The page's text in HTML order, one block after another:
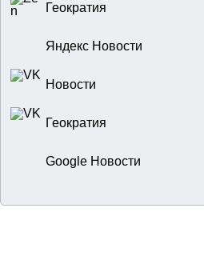
Геократия
Яндекс Новости
Новости
Геократия
Google Новости